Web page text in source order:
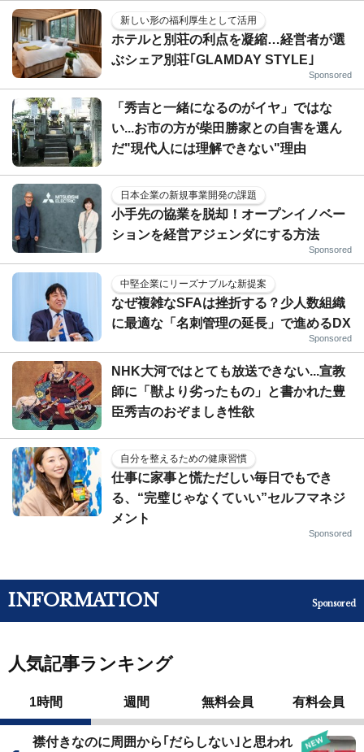
新しい形の福利厚生として活用
ホテルと別荘の利点を凝縮…経営者が選
ぶシェア別荘｢GLAMDAY STYLE｣
Sponsored
「秀吉と一緒になるのがイヤ」ではな
い...お市の方が柴田勝家との自害を選ん
だ"現代人には理解できない"理由
日本企業の新規事業開発の課題
小手先の協業を脱却！オープンイノベー
ションを経営アジェンダにする方法
Sponsored
中堅企業にリーズナブルな新提案
なぜ複雑なSFAは挫折する？少人数組織
に最適な「名刺管理の延長」で進めるDX
Sponsored
NHK大河ではとても放送できない...宣教
師に「獣より劣ったもの」と書かれた豊
臣秀吉のおぞましき性欲
自分を整えるための健康習慣
仕事に家事と慌ただしい毎日でもでき
る、“完璧じゃなくていい”セルフマネジ
メント
Sponsored
INFORMATION Sponsored
人気記事ランキング
1時間 週間 無料会員 有料会員
襟付きなのに周囲から｢だらしない｣と思われ